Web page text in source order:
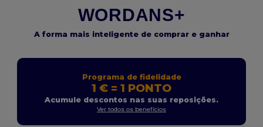
WORDANS+
A forma mais inteligente de comprar e ganhar
Programa de fidelidade
1 € = 1 PONTO
Acumule descontos nas suas reposições.
Ver todos os benefícios